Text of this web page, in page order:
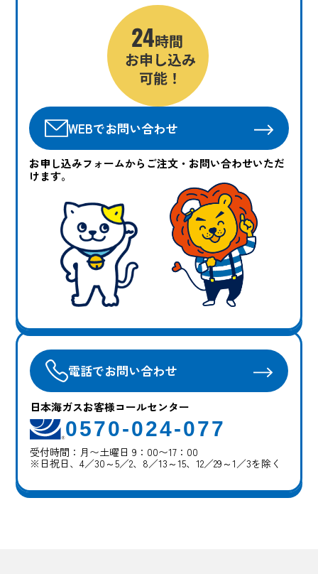
WEBでお問い合わせ
お申し込みフォームからご注文・お問い合わせいただ
けます。
電話でお問い合わせ
日本海ガスお客様コールセンター
0570-024-077
受付時間：月〜土曜日 9：00〜17：00
※日祝日、4／30～5／2、8／13～15、12／29～1／3を除く